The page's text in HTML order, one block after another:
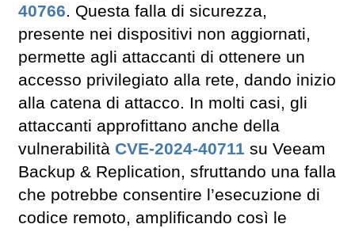
40766. Questa falla di sicurezza,
presente nei dispositivi non aggiornati,
permette agli attaccanti di ottenere un
accesso privilegiato alla rete, dando inizio
alla catena di attacco. In molti casi, gli
attaccanti approfittano anche della
vulnerabilità CVE-2024-40711 su Veeam
Backup & Replication, sfruttando una falla
che potrebbe consentire l’esecuzione di
codice remoto, amplificando così le